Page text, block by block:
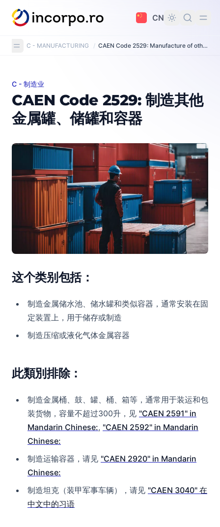
要内容
CN
C - MANUFACTURING / CAEN Code 2529: Manufacture of other tanks, reservoirs and containers of metal
CAEN Code 2529: 制造其他金属罐、储罐和容器
C - 制造业
CAEN Code 2529: 制造其他
金属罐、储罐和容器
这个类别包括：
制造金属储水池、储水罐和类似容器，通常安装在固
定装置上，用于储存或制造
制造压缩或液化气体金属容器
此類別排除：
制造金属桶、鼓、罐、桶、箱等，通常用于装运和包
装货物，容量不超过300升，见 "CAEN 2591" in
Mandarin Chinese:, "CAEN 2592" in Mandarin
Chinese:
制造运输容器，请见 "CAEN 2920" in Mandarin
Chinese:
制造坦克（装甲军事车辆），请见 "CAEN 3040" 在
中文中的习语